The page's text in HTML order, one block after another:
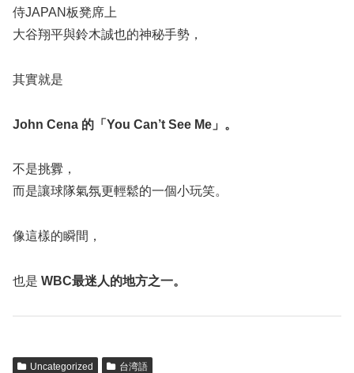
侍JAPAN板凳席上
大谷翔平與鈴木誠也的神秘手勢，
其實就是
John Cena 的「You Can’t See Me」。
不是挑釁，
而是讓球隊氣氛更輕鬆的一個小玩笑。
像這樣的瞬間，
也是 WBC最迷人的地方之一。
Uncategorized 台湾語